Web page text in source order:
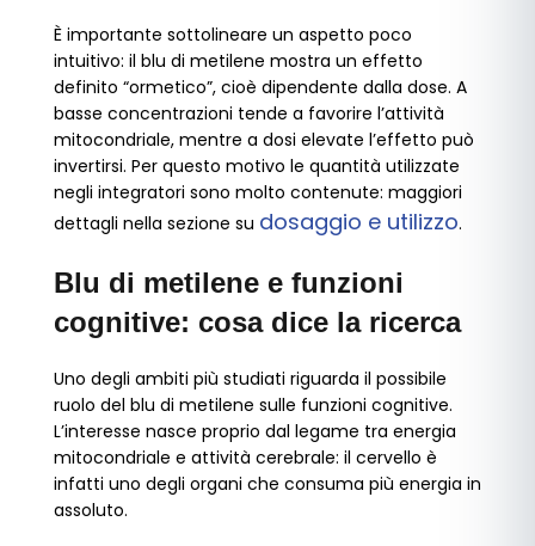
È importante sottolineare un aspetto poco
intuitivo: il blu di metilene mostra un effetto
definito “ormetico”, cioè dipendente dalla dose. A
basse concentrazioni tende a favorire l’attività
mitocondriale, mentre a dosi elevate l’effetto può
invertirsi. Per questo motivo le quantità utilizzate
negli integratori sono molto contenute: maggiori
dettagli nella sezione su dosaggio e utilizzo.
Blu di metilene e funzioni
cognitive: cosa dice la ricerca
Uno degli ambiti più studiati riguarda il possibile
ruolo del blu di metilene sulle funzioni cognitive.
L’interesse nasce proprio dal legame tra energia
mitocondriale e attività cerebrale: il cervello è
infatti uno degli organi che consuma più energia in
assoluto.